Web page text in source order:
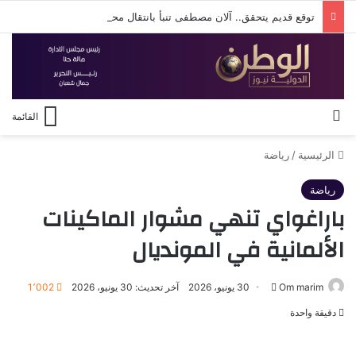
القائمة
الرئيسية / رياضة
رياضة
باراغواي تنهي مشوار الماكينات
الألمانية في المونديال
Om marim
أرسل 30 يونيو، 2026 آخر تحديث: 30 يونيو، 2026 1٬002
دقيقة واحدة